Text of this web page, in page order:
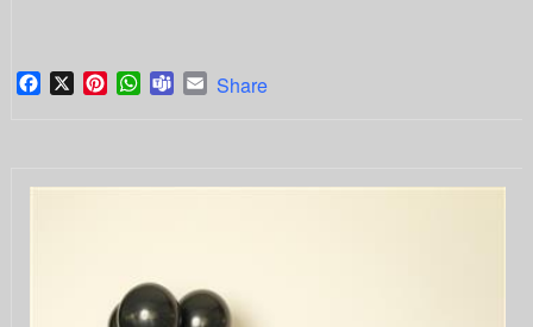
Facebook
X PinterestWhatsApp
TeamsEmail
Share